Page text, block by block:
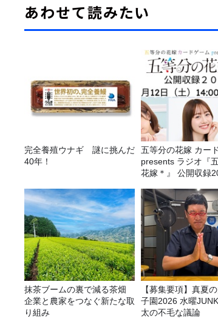
あわせて読みたい
完全養殖ウナギ 謎に挑んだ
40年！
五等分の花嫁 カー
presents ラジオ『
花嫁＊』 公開収録
抹茶ブームの裏で減る茶畑
企業と農家をつなぐ新たな取
り組み
【募集要項】真夏
子園2026 水曜
太の不毛な議論